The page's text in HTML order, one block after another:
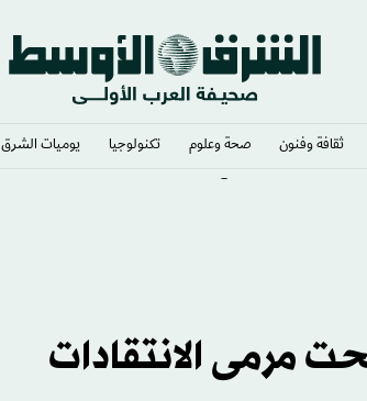
ثقافة وفنون صحة وعلوم تكنولوجيا يوميات الشرق​
مرمى الانتقادات